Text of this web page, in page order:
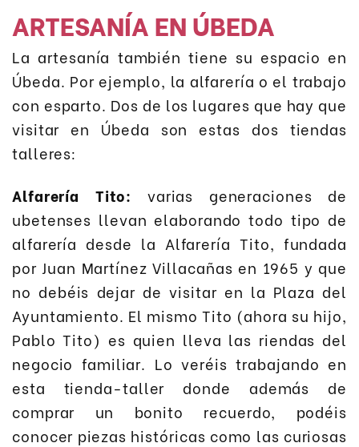
ARTESANÍA EN ÚBEDA
La artesanía también tiene su espacio en
Úbeda. Por ejemplo, la alfarería o el trabajo
con esparto. Dos de los lugares que hay que
visitar en Úbeda son estas dos tiendas
talleres:
Alfarería Tito: varias generaciones de
ubetenses llevan elaborando todo tipo de
alfarería desde la Alfarería Tito, fundada
por Juan Martínez Villacañas en 1965 y que
no debéis dejar de visitar en la Plaza del
Ayuntamiento. El mismo Tito (ahora su hijo,
Pablo Tito) es quien lleva las riendas del
negocio familiar. Lo veréis trabajando en
esta tienda-taller donde además de
comprar un bonito recuerdo, podéis
conocer piezas históricas como las curiosas